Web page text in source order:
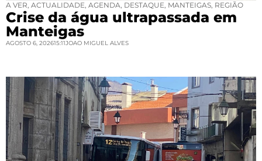
A VER, ACTUALIDADE, AGENDA, DESTAQUE, MANTEIGAS, REGIÃO
Crise da água ultrapassada em
Manteigas
AGOSTO 6, 202615:11JOAO MIGUEL ALVES